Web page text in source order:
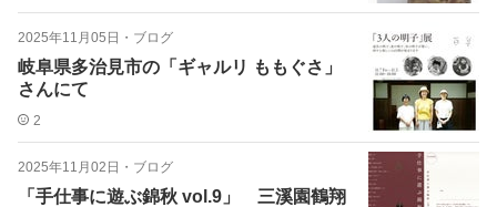
2025年11月05日 ・ ブログ
岐阜県多治見市の「ギャルリ ももぐさ」
さんにて
2
2025年11月02日 ・ ブログ
「手仕事に遊ぶ錦秋 vol.9」 三溪園鶴翔